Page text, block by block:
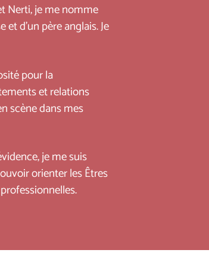
Nerti, je me nomme
et d’un père anglais. Je
pour la
et relations
scène dans mes
je me suis
orienter les Êtres